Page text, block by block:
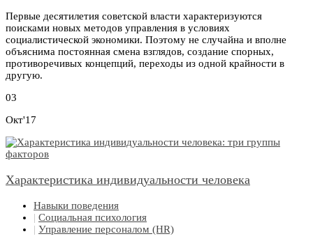
Первые десятилетия советской власти характеризуются
поисками новых методов управления в условиях
социалистической экономики. Поэтому не случайна и вполне
объяснима постоянная смена взглядов, создание спорных,
противоречивых концепций, переходы из одной крайности в
другую.
03
Окт'17
Характеристика индивидуальности человека
Навыки поведения
| Социальная психология
| Управление персоналом (HR)